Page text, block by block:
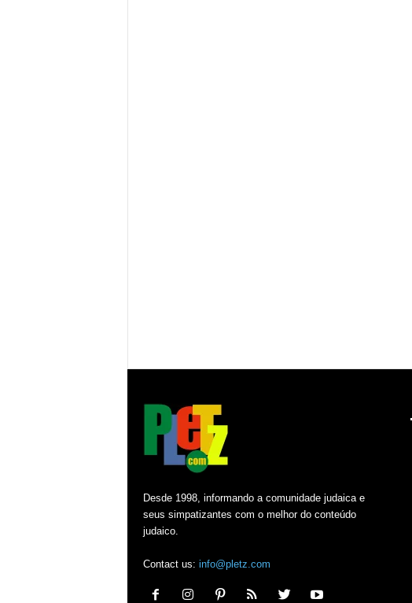
Desde 1998, informando a comunidade judaica e
seus simpatizantes com o melhor do conteúdo
judaico.
Contact us: info@pletz.com